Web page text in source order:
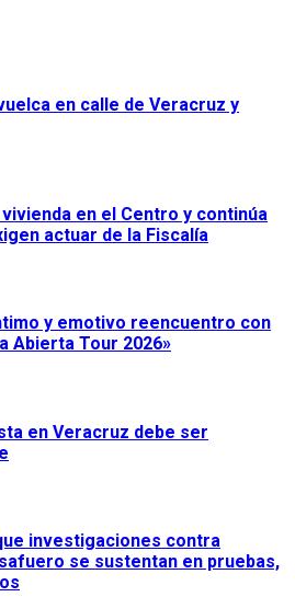
en calle de Veracruz y
en el Centro y continúa
actuar de la Fiscalía
y emotivo reencuentro con
Abierta Tour 2026»
en Veracruz debe ser
investigaciones contra
se sustentan en pruebas,